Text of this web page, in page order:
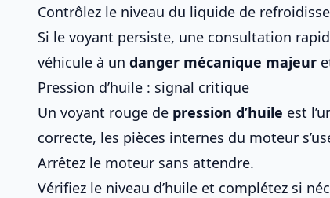
Contrôlez le niveau du liquide de
Si le voyant persiste, une consultation
véhicule à un danger mécanique majeur
Pression d’huile : signal critique
Un voyant rouge de pression d’huile est
correcte, les pièces internes du moteur
Arrêtez le moteur sans attendre.
Vérifiez le niveau d’huile et complétez si